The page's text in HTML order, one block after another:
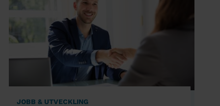
JOBB & UTVECKLING